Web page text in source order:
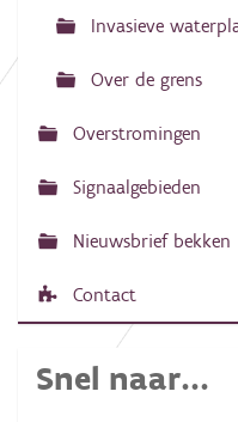
Invasieve
Over de grens
Overstromingen
Signaalgebieden
Nieuwsbrief bekken
Contact
Snel naar...